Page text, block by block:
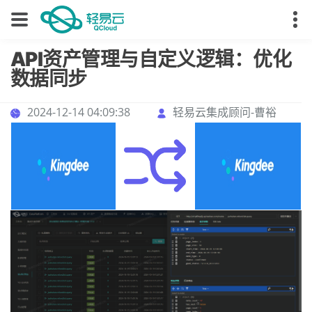
API资产管理与自定义逻辑：优化
数据同步
2024-12-14 04:09:38 轻易云集成顾问-曹裕